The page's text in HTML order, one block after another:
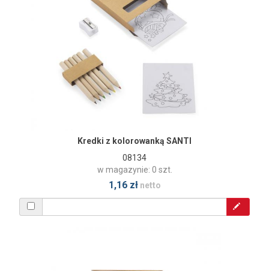
Kredki z kolorowanką SANTI
08134
w magazynie: 0 szt.
1,16 złnetto